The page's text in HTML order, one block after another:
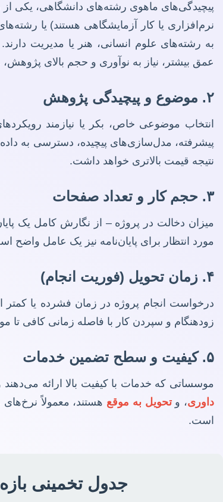
پیچیدگی‌های ماهوی رشته‌های دانشگاهی، یکی از
نرم‌افزاری یا کار آزمایشگاهی هستند) یا
به رشته‌های علوم انسانی، هنر یا مدیریت
عمق بیشتر، نیاز به نوآوری و حجم بالای
۲. موضوع و پیچیدگی پژوهش
انتخاب موضوعی خاص، بکر یا نیازمند
پیشرفته، مدل‌سازی‌های پیچیده، دسترسی به
نتیجه قیمت بالاتری خواهد داشت.
۳. حجم کار و تعداد صفحات
میزان دخالت در پروژه – از نگارش کامل یک
مورد انتظار برای پایان‌نامه نیز یک عامل واضح
۴. زمان تحویل (فوریت انجام)
درخواست انجام پروژه در زمان فشرده یا کمتر
زودهنگام و سپردن کار با فاصله زمانی کافی تا
۵. کیفیت و سطح تضمین خدمات
موسساتی که خدمات با کیفیت بالا ارائه
داوری، وتحویل به موقع هستند، معمولاً
است.
جدول تخمینی